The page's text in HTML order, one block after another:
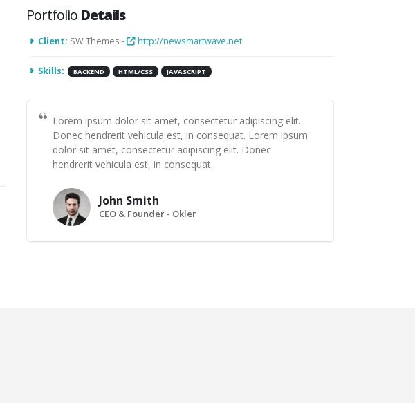
Portfolio Details
Client: SW Themes - http://newsmartwave.net
Skills: BACKEND HTML/CSS JAVASCRIPT
Lorem ipsum dolor sit amet, consectetur adipiscing elit.
Donec hendrerit vehicula est, in consequat. Lorem ipsum
dolor sit amet, consectetur adipiscing elit. Donec
hendrerit vehicula est, in consequat.
John Smith
CEO & Founder - Okler